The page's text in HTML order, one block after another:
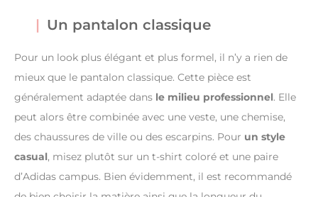
Un pantalon classique
Pour un look plus élégant et plus formel, il n’y a rien de
mieux que le pantalon classique. Cette pièce est
généralement adaptée dans le milieu professionnel. Elle
peut alors être combinée avec une veste, une chemise,
des chaussures de ville ou des escarpins. Pour un style
casual, misez plutôt sur un t-shirt coloré et une paire
d’Adidas campus. Bien évidemment, il est recommandé